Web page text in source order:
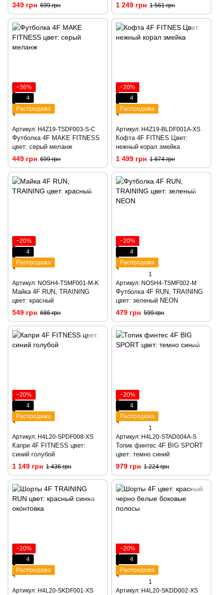
349 грн 699 грн 1 249 грн 1 561 грн
−36%
4
Распродажа
Артикул: H4Z19-TSDF003-S-C
Футболка 4F MAKE FITNESS
цвет: серый меланж
449 грн 699 грн
−20%
4
Распродажа
Артикул: H4Z19-BLDF001A-XS
Кофта 4F FITNES Цвет:
нежный корал змейка
1 499 грн 1 874 грн
−20%
4
Распродажа
Артикул: NOSH4-TSMF001-M-K
Майка 4F RUN, TRAINING
цвет: красный
549 грн 686 грн
−20%
4
Распродажа
1
Артикул: NOSH4-TSMF002-M
Футболка 4F RUN, TRAINING
цвет: зеленый NEON
479 грн 599 грн
−20%
4
Распродажа
Артикул: H4L20-SPDF008-XS
Капри 4F FITNESS цвет:
синий голубой
1 149 грн 1 436 грн
−20%
4
Распродажа
1
Артикул: H4L20-STAD004A-S
Топик финтес 4F BIG SPORT
цвет: темно синий
979 грн 1 224 грн
−20%
4
Распродажа
Артикул: H4L20-SKDF001-XS
−20%
4
Распродажа
1
Артикул: H4L20-SKDD002-XS